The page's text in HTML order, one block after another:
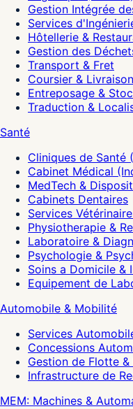
Gestion Intégrée
Services
Hôtellerie &
Gestion des
Transport & Fret
Coursier &
Entreposage &
Traduction &
Santé
Cliniques de Santé
Cabinet Médical
MedTech &
Cabinets Dentaires
Services
Physiotherapie &
Laboratoire &
Psychologie &
Soins a Domicile &
Equipement de
Automobile & Mobilité
Services
Concessions
Gestion de Flotte &
Infrastructure de
MEM: Machines &